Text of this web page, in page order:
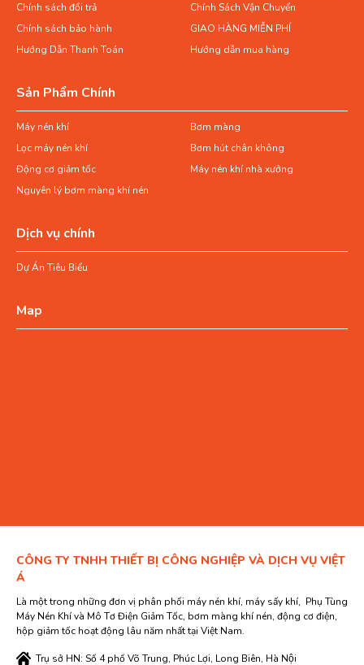
Chính sách đổi trả
Chính Sách Vận Chuyển
Chính sách bảo hành
GIAO HÀNG MIỄN PHÍ
Hướng Dẫn Thanh Toán
Hướng dẫn mua hàng
Sản Phẩm Chính
Máy nén khí
Bơm màng
Lọc máy nén khí
Bơm hút chân không
Động cơ giảm tốc
Máy nén khí nhà xưởng
Nguyên lý bơm màng khí nén
Dịch vụ chính
Dự Án Tiêu Biểu
Map
CÔNG TY TNHH THIẾT BỊ CÔNG NGHIỆP VÀ DỊCH VỤ VIỆT
Á
Là một trong những đơn vị phân phối máy nén khí, máy sấy khí, Phụ Tùng
Máy Nén Khí và Mô Tơ Điện Giảm Tốc, bơm màng khí nén, động cơ điện,
hộp giảm tốc hoạt động lâu năm nhất tại Việt Nam.
Trụ sở HN: Số 4 phố Võ Trung, Phúc Lợi, Long Biên, Hà Nội